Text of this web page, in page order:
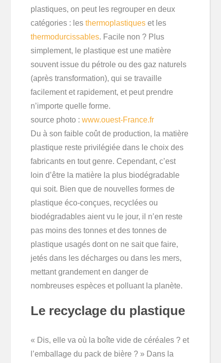
plastiques, on peut les regrouper en deux
catégories : lesthermoplastiques et les
thermodurcissables. Facile non ? Plus
simplement, le plastique est une matière
souvent issue du pétrole ou des gaz naturels
(après transformation), qui se travaille
facilement et rapidement, et peut prendre
n’importe quelle forme.
source photo :www.ouest-France.fr
Du à son faible coût de production, la matière
plastique reste privilégiée dans le choix des
fabricants en tout genre. Cependant, c’est
loin d’être la matière la plus biodégradable
qui soit. Bien que de nouvelles formes de
plastique éco-conçues, recyclées ou
biodégradables aient vu le jour, il n’en reste
pas moins des tonnes et des tonnes de
plastique usagés dont on ne sait que faire,
jetés dans les décharges ou dans les mers,
mettant grandement en danger de
nombreuses espèces et polluant la planète.
Le recyclage du plastique
« Dis, elle va où la boîte vide de céréales ? et
l’emballage du pack de bière ? » Dans la